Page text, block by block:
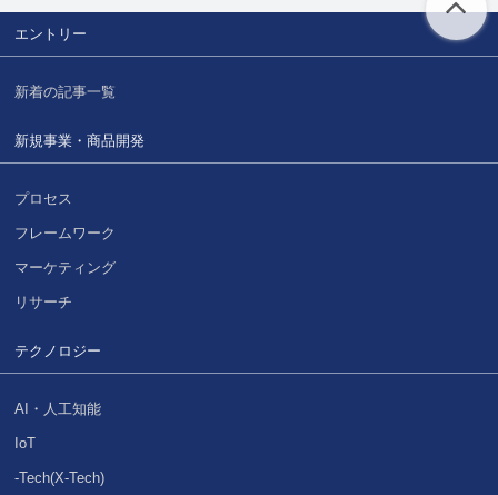
エントリー
新着の記事一覧
新規事業・商品開発
プロセス
フレームワーク
マーケティング
リサーチ
テクノロジー
AI・人工知能
IoT
-Tech(X-Tech)